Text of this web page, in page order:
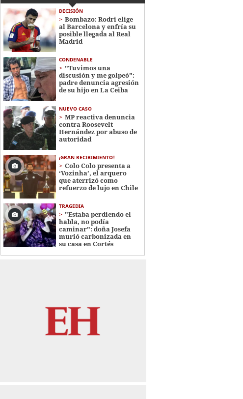
DECISIÓN
Bombazo: Rodri elige
al Barcelona y enfría su
posible llegada al Real
Madrid
CONDENABLE
"Tuvimos una
discusión y me golpeó":
padre denuncia agresión
de su hijo en La Ceiba
NUEVO CASO
MP reactiva denuncia
contra Roosevelt
Hernández por abuso de
autoridad
¡GRAN RECIBIMIENTO!
Colo Colo presenta a
‘Vozinha’, el arquero
que aterrizó como
refuerzo de lujo en Chile
TRAGEDIA
"Estaba perdiendo el
habla, no podía
caminar": doña Josefa
murió carbonizada en
su casa en Cortés